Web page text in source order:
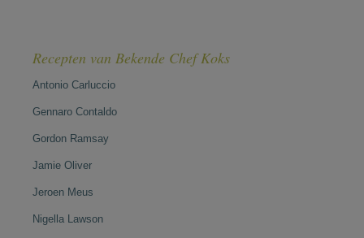
Recepten van Bekende Chef Koks
Antonio Carluccio
Gennaro Contaldo
Gordon Ramsay
Jamie Oliver
Jeroen Meus
Nigella Lawson